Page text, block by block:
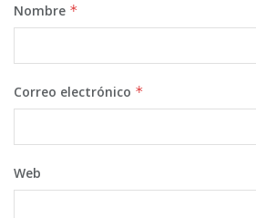
Nombre *
Correo electrónico *
Web